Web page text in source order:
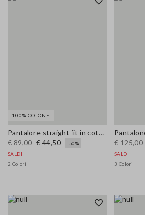
100% COTONE
Pantalone straight fit in cotone
€ 89,00 € 44,50
-50%
SALDI
2 Colori
€ 125,00
SALDI
3 Colori